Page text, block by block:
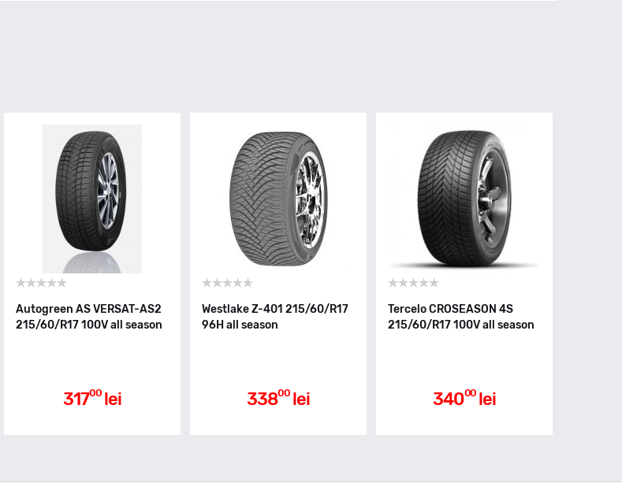
Autogreen AS VERSAT-AS2
215/60/R17 100V all season
31700 lei
Westlake Z-401 215/60/R17
96H all season
33800 lei
Tercelo CROSEASON 4S
215/60/R17 100V all season
34000 lei